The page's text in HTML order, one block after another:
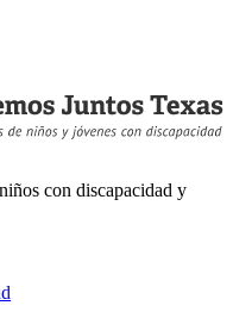
con discapacidad y